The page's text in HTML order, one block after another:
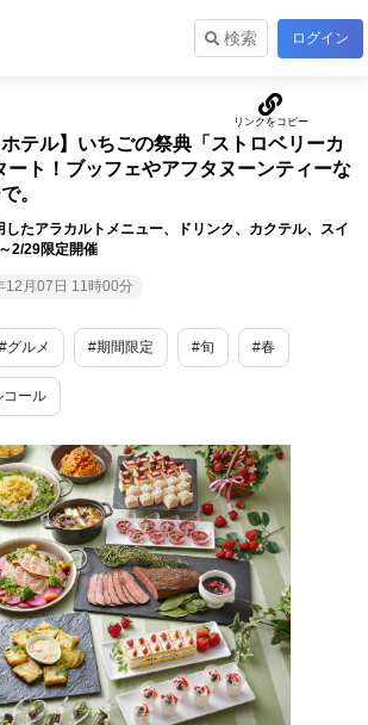
検索 ログイン
ホテル】いちごの祭典「ストロベリーカ
ート！ブッフェやアフタヌーンティーな
。
したアラカルトメニュー、ドリンク、カクテル、スイ
2/29限定開催
12月07日 11時00分
#グルメ #期間限定 #旬 #春
コール